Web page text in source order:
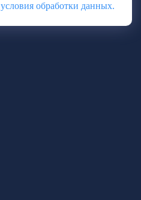
условия обработки данных.